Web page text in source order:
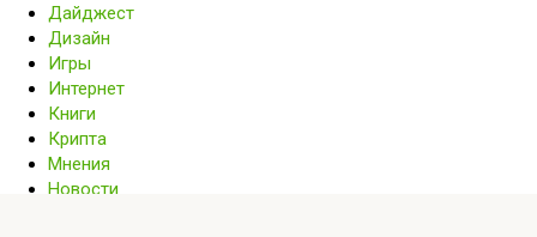
Дайджест
Дизайн
Игры
Интернет
Книги
Крипта
Мнения
Новости